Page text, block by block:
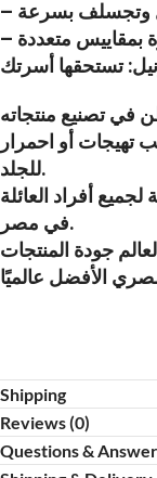
تهيجات أو احمرار
للجلد.
أفراد العائلة
في مصر.
جودة المنتجات
الأفضل عالميًا
Shipping
Reviews (0)
Questions &